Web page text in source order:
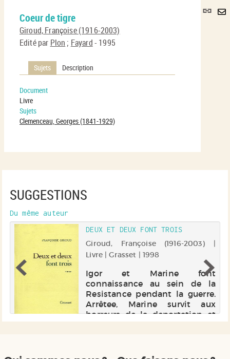
Lien
Coeur de tigre
Giroud, Françoise (1916-2003)
Edité par Plon ; Fayard- 1995
Sujets Description
Document
Livre
Sujets
Clemenceau, Georges (1841-1929)
SUGGESTIONS
Du même auteur
DEUX ET DEUX FONT TROIS
Giroud, Françoise (1916-2003) |
Livre | Grasset | 1998
Igor et Marine font
connaissance au sein de la
Resistance pendant la guerre.
Arrêtee, Marine survit aux
horreurs de la deportation et
epouse ensuite Igor. Elle
sa vie simpleme...